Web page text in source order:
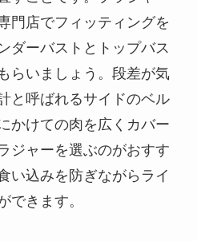
門店でフィッティングを
ダーバストとトップバス
らいましょう。段差が気
と呼ばれるサイドのベル
かけての肉を広くカバー
ジャーを選ぶのがおすす
い込みを防ぎながらライ
できます。